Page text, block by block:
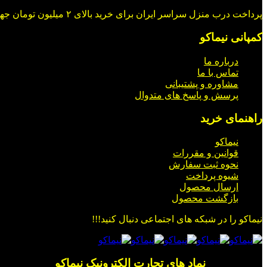
پرداخت درب منزل سراسر ایران برای خرید بالای ۲ میلیون تومان جهت خرید در شبکه های اجتماعی با ما در ارتباط باشید.
کمپانی نیماکو
درباره ما
تماس با ما
مشاوره و پشتیبانی
پرسش و پاسخ های متدوال
راهنمای خرید
نیماکو
قوانین و مقررات
نحوه ثبت سفارش
شیوه پرداخت
ارسال محصول
بازگشت محصول
نیماکو را در شبکه های اجتماعی دنبال کنید!!!
_________ نماد های تجارت الکترونیک نیماکو